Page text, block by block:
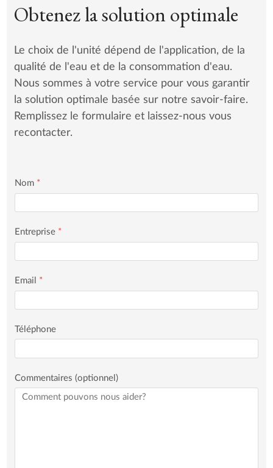
Obtenez la solution optimale
Le choix de l'unité dépend de l'application, de la
qualité de l'eau et de la consommation d'eau.
Nous sommes à votre service pour vous garantir
la solution optimale basée sur notre savoir-faire.
Remplissez le formulaire et laissez-nous vous
recontacter.
Nom *
Entreprise *
Email *
Téléphone
Commentaires (optionnel)